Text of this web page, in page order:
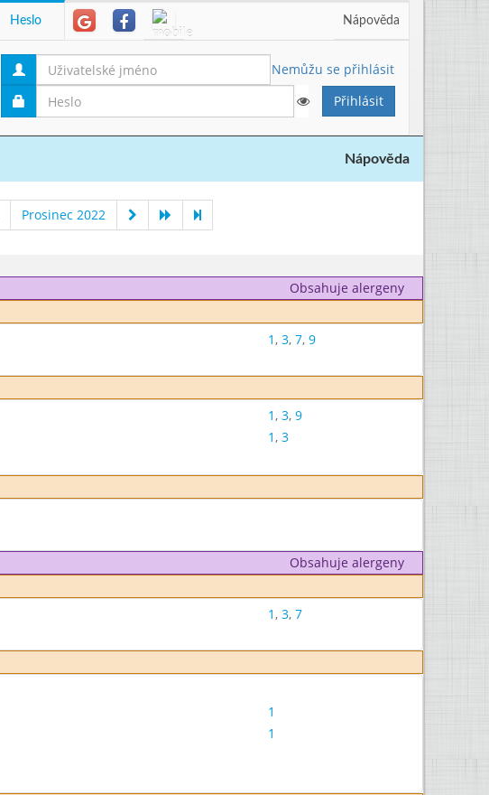
Heslo Nápověda
Nemůžu se přihlásit
Nápověda
Prosinec 2022
Obsahuje alergeny
1, 3, 7, 9
1, 3, 9
1, 3
Obsahuje alergeny
1, 3, 7
1
1